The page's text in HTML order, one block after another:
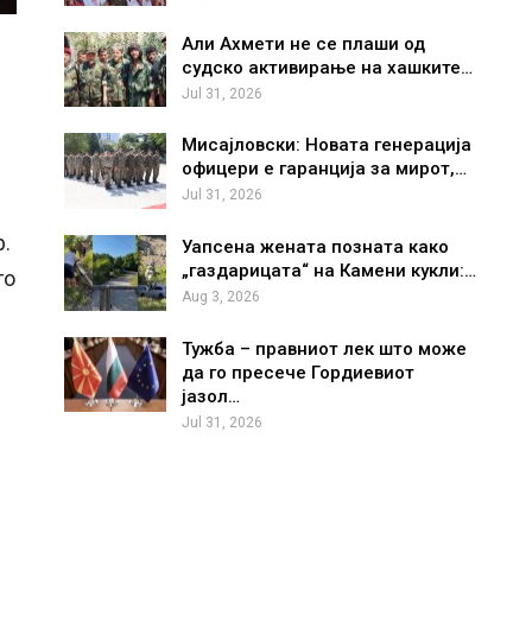
Али Ахмети не се плаши од
судско активирање на хашките…
Jul 31, 2026
Мисајловски: Новата генерација
офицери е гаранција за мирот,…
Jul 31, 2026
Уапсена жената позната како
„газдарицата“ на Камени кукли:…
Aug 3, 2026
Тужба – правниот лек што може
да го пресече Гордиевиот
јазол…
Jul 31, 2026